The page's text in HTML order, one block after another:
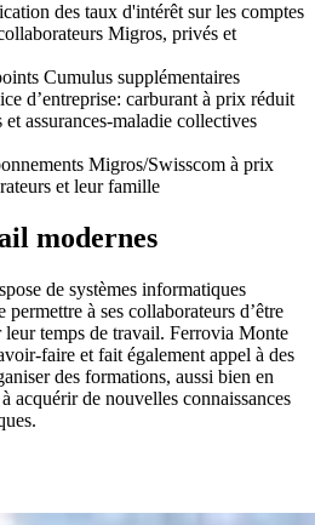
des taux d'intérêt sur les comptes
Migros, privés et
Cumulus supplémentaires
d’entreprise: carburant à prix réduit
et assurances-maladie collectives
Migros/Swisscom à prix
et leur famille
modernes
de systèmes informatiques
à ses collaborateurs d’être
temps de travail. Ferrovia Monte
faire et fait également appel à des
des formations, aussi bien en
acquérir de nouvelles connaissances